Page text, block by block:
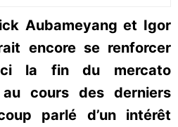
Aubameyang et Igor
encore se renforcer
la fin du mercato
cours des derniers
parlé d’un intérêt